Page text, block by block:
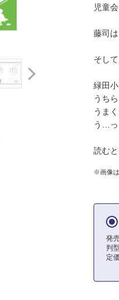
児童
藤司
そし
緑田
うち
うま
う…っ
読む
※画像は
発
判
定